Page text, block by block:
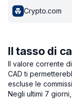
Crypto.com
Il tasso di
Il valore corrente
CAD ti
escluse le
Negli ultimi 7